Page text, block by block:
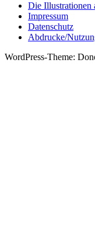
Die Illustrationen
Impressum
Datenschutz
Abdrucke/
WordPress-Theme: